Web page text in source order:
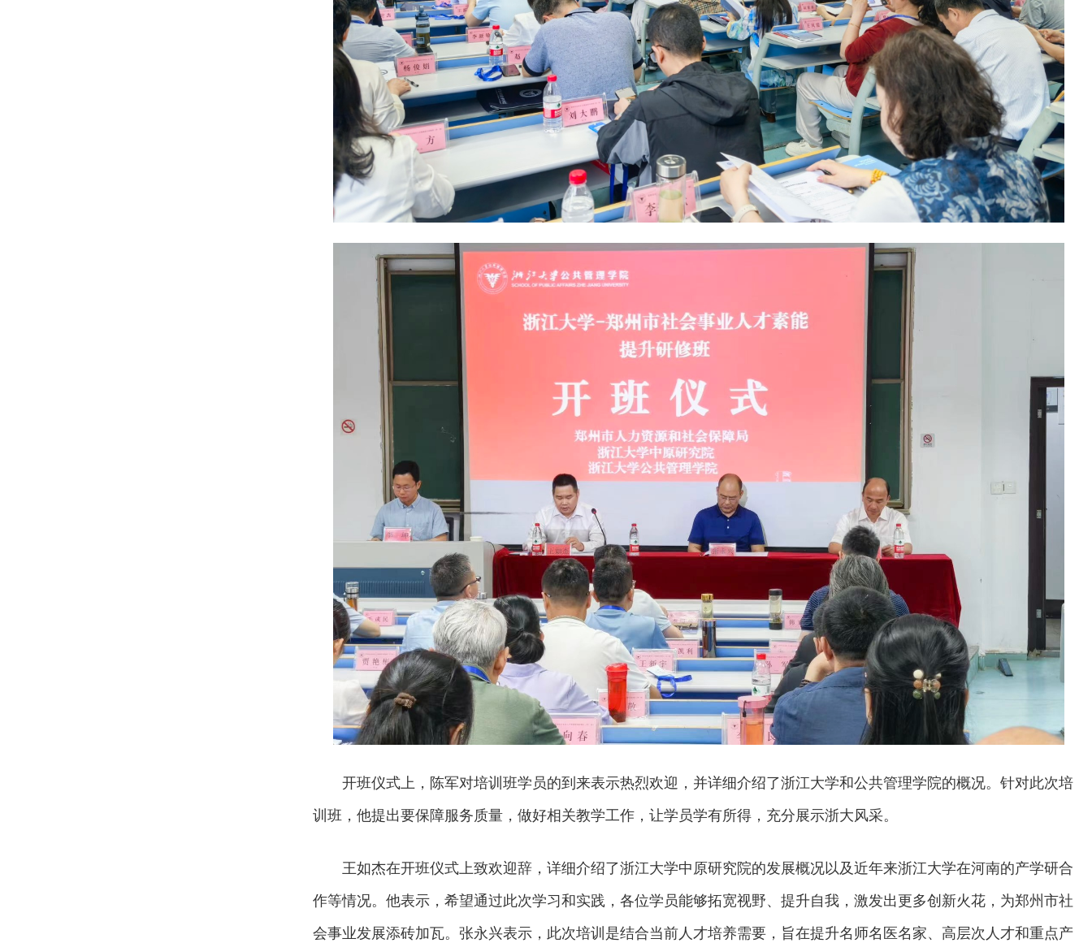
开班仪式上，陈军对培训班学员的到来表示热烈欢迎，并详细介绍了浙江大学和公共管理学院的概况。针对此次培
训班，他提出要保障服务质量，做好相关教学工作，让学员学有所得，充分展示浙大风采。
王如杰在开班仪式上致欢迎辞，详细介绍了浙江大学中原研究院的发展概况以及近年来浙江大学在河南的产学研合
作等情况。他表示，希望通过此次学习和实践，各位学员能够拓宽视野、提升自我，激发出更多创新火花，为郑州市社
会事业发展添砖加瓦。张永兴表示，此次培训是结合当前人才培养需要，旨在提升名师名医名家、高层次人才和重点产